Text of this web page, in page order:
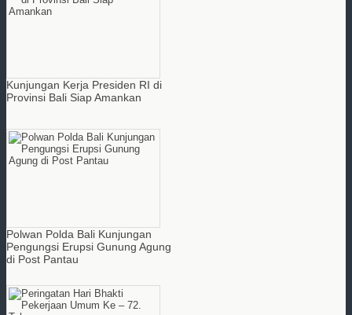
Kunjungan Kerja Presiden RI di
Provinsi Bali Siap Amankan
Polwan Polda Bali Kunjungan
Pengungsi Erupsi Gunung Agung
di Post Pantau